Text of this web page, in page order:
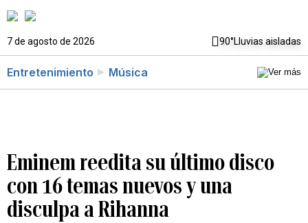
7 de agosto de 2026 90°Lluvias aisladas
Entretenimiento Música
Eminem reedita su último disco
con 16 temas nuevos y una
disculpa a Rihanna